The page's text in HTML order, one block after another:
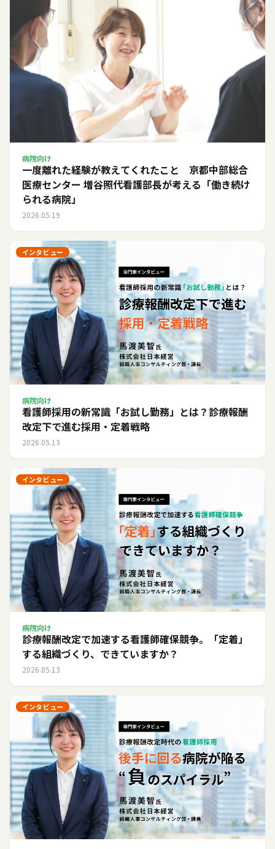
病院向け
一度離れた経験が教えてくれたこと 京都中部総合
医療センター 増谷照代看護部長が考える「働き続け
られる病院」
2026.05.19
インタビュー
病院向け
看護師採用の新常識「お試し勤務」とは？診療報酬
改定下で進む採用・定着戦略
2026.05.13
インタビュー
病院向け
診療報酬改定で加速する看護師確保競争。「定着」
する組織づくり、できていますか？
2026.05.13
インタビュー